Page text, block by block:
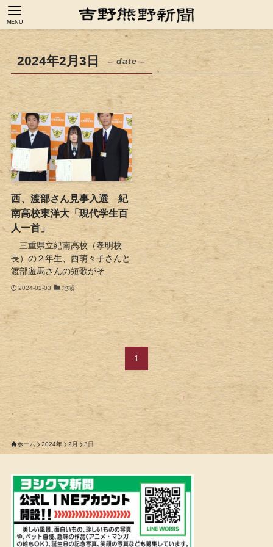
MENU
2024年2月3日 – date –
西、渡部さん見事入選 紀
南高校東洋大「現代学生百
人一首」
三重県立紀南高校（孝明校
長）の２年生、西萌々子さんと
渡部遊馬さんの短歌がそ...
2024-02-03 地域
1
ホーム 2024年 2月 3日